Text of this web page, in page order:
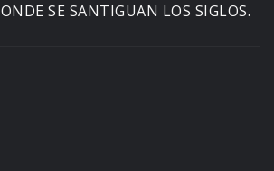
SE SANTIGUAN LOS SIGLOS.